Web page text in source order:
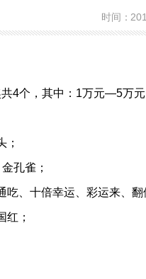
时间：
4个，其中：1万元—5万
孔雀；
、十倍幸运、彩运来、翻
；